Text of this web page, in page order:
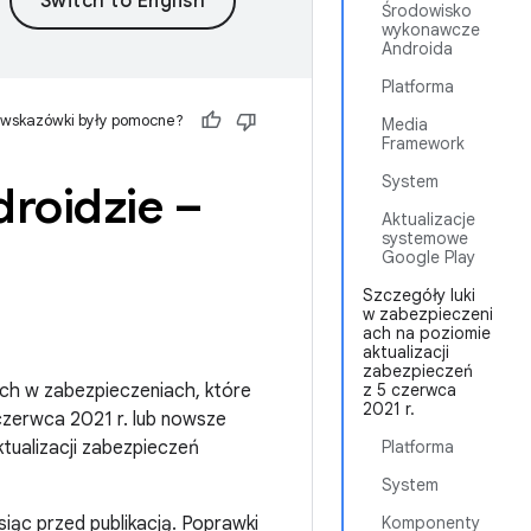
Środowisko
wykonawcze
Androida
Platforma
Media
Framework
System
Aktualizacje
systemowe
Google Play
Szczegóły luki
w zabezpieczeni
ach na poziomie
aktualizacji
zabezpieczeń
z 5 czerwca
2021 r.
Platforma
System
Komponenty
były pomocne?
–
w zabezpieczeniach, które
2021 r. lub nowsze
zabezpieczeń
przed publikacją. Poprawki